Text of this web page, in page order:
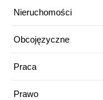
Nieruchomości
Obcojęzyczne
Praca
Prawo